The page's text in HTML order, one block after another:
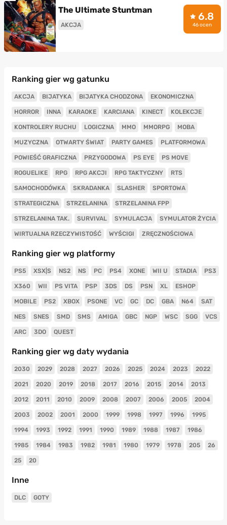
The Ultimate Stuntman
AKCJA
6.8
46 ocen
Ranking gier wg gatunku
AKCJA BIJATYKA BIJATYKA CHODZONA EKONOMICZNA
HORROR INNA KARAOKE KARCIANA KINECT KOLEKCJE
KONTROLERY RUCHU LOGICZNA MMO MMORPG MOBA
MUZYCZNA OTWARTY ŚWIAT PARTY GAMES PLATFORMOWA
POWIEŚĆ GRAFICZNA PRZYGODOWA PS EYE PS MOVE
ROGUELIKE RPG RPG AKCJI RPG TAKTYCZNY RTS
SAMOCHODÓWKA SKRADANKA SLASHER SPORTOWA
STRATEGICZNA STRZELANINA STRZELANINA FPP
STRZELANINA TAK. SURVIVAL SYMULACJA SYMULATOR ŻYCIA
WIRTUALNA RZECZYWISTOŚĆ WYŚCIGI ZRĘCZNOŚCIOWA
Ranking gier wg platformy
PS5 XSX|S NS2 NS PC PS4 XONE WII U STADIA PS3
X360 WII PS VITA PSP 3DS DS PSN XL ESHOP
MOBILE PS2 XBOX PSONE VC GC DC GBA N64 SAT
NES SNES SMD SMS AMIGA GBC NGP WSC SGG VCS
ARC 3DO QUEST
Ranking gier wg daty wydania
2030 2029 2028 2027 2026 2025 2024 2023 2022
2021 2020 2019 2018 2017 2016 2015 2014 2013
2012 2011 2010 2009 2008 2007 2006 2005 2004
2003 2002 2001 2000 1999 1998 1997 1996 1995
1994 1993 1992 1991 1990 1989 1988 1987 1986
1985 1984 1983 1982 1981 1980 1979 1978 205 26
25 20
Inne
DLC GOTY